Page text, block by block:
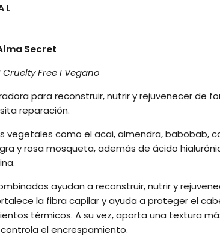
Secret
Free I Vegano
para reconstruir, nutrir y rejuvenecer de
reparación.
vegetales como el acai, almendra, babobab,
y rosa mosqueta, además de ácido
ayudan a reconstruir, nutrir y
la fibra capilar y ayuda a proteger el
térmicos. A su vez, aporta una textura
el encrespamiento.